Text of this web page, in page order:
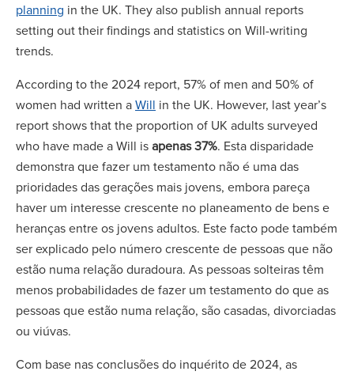
planning in the UK. They also publish annual reports
setting out their findings and statistics on Will-writing
trends.
According to the 2024 report, 57% of men and 50% of
women had written aWill in the UK. However, last year’s
report shows that the proportion of UK adults surveyed
who have made a Will isapenas 37%. Esta disparidade
demonstra que fazer um testamento não é uma das
prioridades das gerações mais jovens, embora pareça
haver um interesse crescente no planeamento de bens e
heranças entre os jovens adultos. Este facto pode também
ser explicado pelo número crescente de pessoas que não
estão numa relação duradoura. As pessoas solteiras têm
menos probabilidades de fazer um testamento do que as
pessoas que estão numa relação, são casadas, divorciadas
ou viúvas.
Com base nas conclusões do inquérito de 2024, as